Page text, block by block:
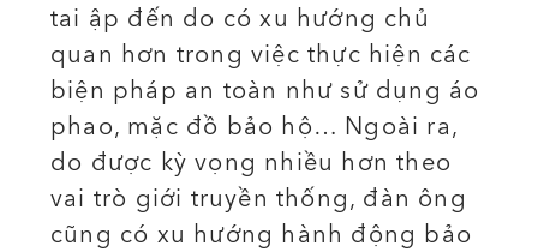
tai ập đến do có xu hướng chủ
quan hơn trong việc thực hiện các
biện pháp an toàn như sử dụng áo
phao, mặc đồ bảo hộ… Ngoài ra,
do được kỳ vọng nhiều hơn theo
vai trò giới truyền thống, đàn ông
cũng có xu hướng hành động bảo